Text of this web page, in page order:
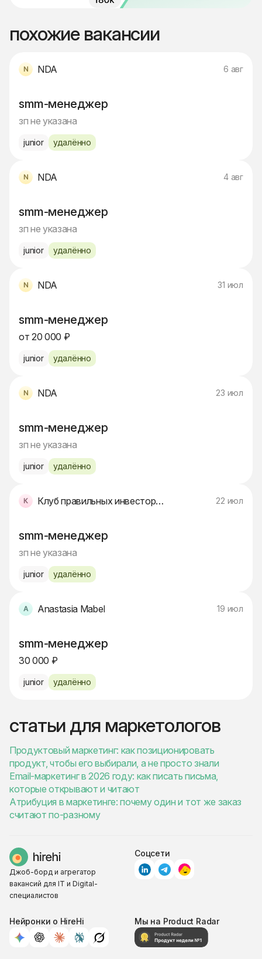
похожие вакансии
NDA 6 авг
smm-менеджер
зп не указана
junior удалённо
NDA 4 авг
smm-менеджер
зп не указана
junior удалённо
NDA 31 июл
smm-менеджер
от 20 000 ₽
junior удалённо
NDA 23 июл
smm-менеджер
зп не указана
junior удалённо
Клуб правильных инвесторов 22 июл
smm-менеджер
зп не указана
junior удалённо
Anastasia Mabel 19 июл
smm-менеджер
30 000 ₽
junior удалённо
статьи для маркетологов
Продуктовый маркетинг: как позиционировать
продукт, чтобы его выбирали, а не просто знали
Email-маркетинг в 2026 году: как писать письма,
которые открывают и читают
Атрибуция в маркетинге: почему один и тот же заказ
считают по-разному
Джоб-борд и агрегатор
вакансий для IT и Digital-
специалистов
Соцсети
Нейронки о HireHi Мы на Product Radar